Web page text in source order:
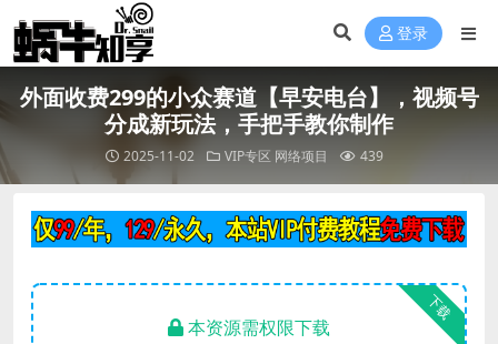
登录
外面收费299的小众赛道【早安电台】，视频号
分成新玩法，手把手教你制作
2025-11-02 VIP专区 网络项目 439
下载
本资源需权限下载